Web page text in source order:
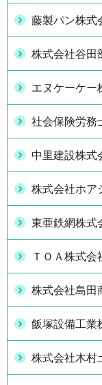
藤製パン株式
株式会社谷田
エヌケーケー
社会保険労務
中里建設株式
株式会社ホア
東亜鉄網株式
ＴＯＡ株式会
株式会社島田
飯塚設備工業
株式会社木村